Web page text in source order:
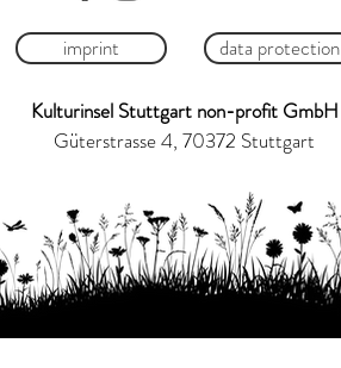
imprint data protection
Kulturinsel Stuttgart non-profit GmbH
Güterstrasse 4, 70372 Stuttgart